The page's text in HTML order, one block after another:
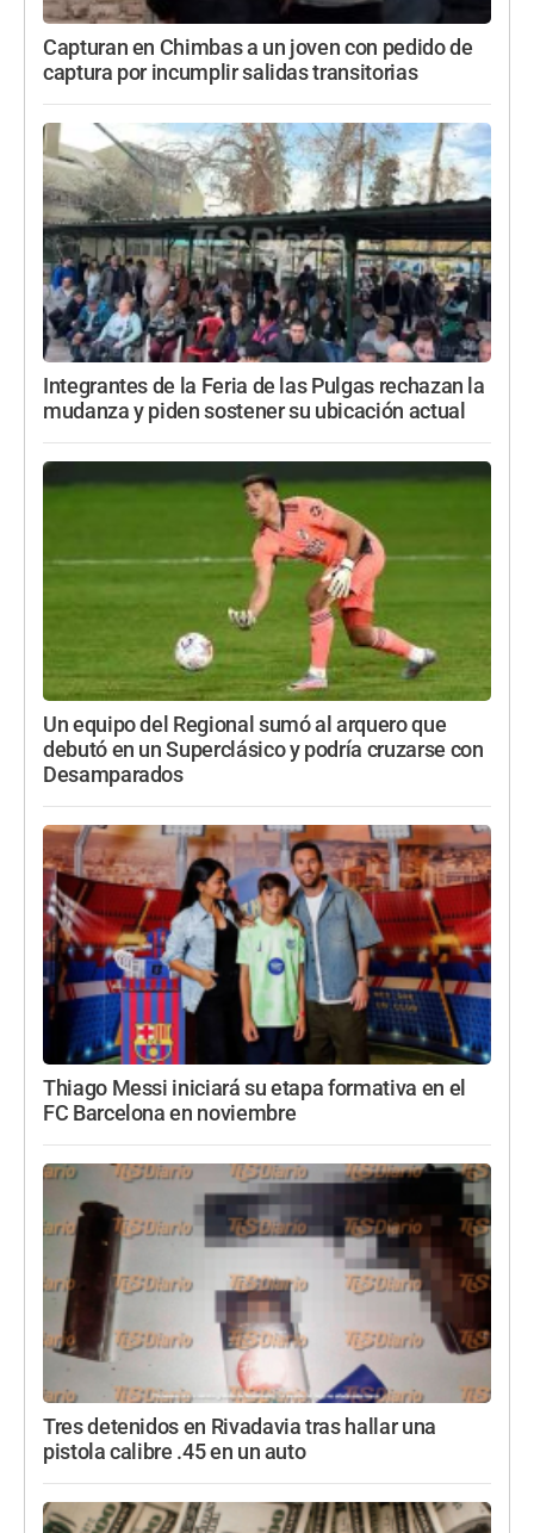
Capturan en Chimbas a un joven con pedido de
captura por incumplir salidas transitorias
Integrantes de la Feria de las Pulgas rechazan la
mudanza y piden sostener su ubicación actual
Un equipo del Regional sumó al arquero que
debutó en un Superclásico y podría cruzarse con
Desamparados
Thiago Messi iniciará su etapa formativa en el
FC Barcelona en noviembre
Tres detenidos en Rivadavia tras hallar una
pistola calibre .45 en un auto